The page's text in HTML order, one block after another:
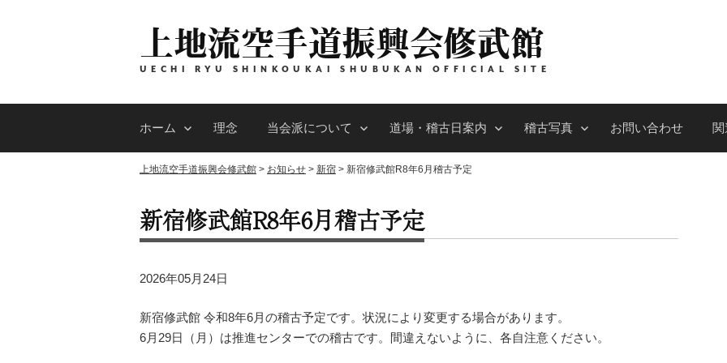
キ
上地流空手道振興会修武館
UECHI RYU SHINKOUKAI SHUBUKAN OFFICIAL SITE
ホーム 理念 当会派について 道場・稽古日案内 稽古写真 お問い合わせ
上地流空手道振興会修武館 > お知らせ > 新宿 > 新宿修武館R8年6月稽古予定
新宿修武館R8年6月稽古予定
2026年05月24日
新宿修武館 令和8年6月の稽古予定です。状況により変更する場合があります。
6月29日（月）は推進センターでの稽古です。間違えないように、各自注意ください。